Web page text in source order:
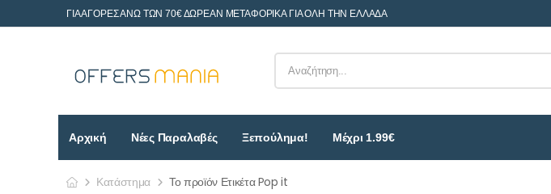
ΓΙΑ ΑΓΟΡΕΣ ΑΝΩ ΤΩΝ 70€ ΔΩΡΕΑΝ ΜΕΤΑΦΟΡΙΚΑ ΓΙΑ ΟΛΗ ΤΗΝ ΕΛΛΑΔΑ
Αρχική Νέες Παραλαβές Ξεπούλημα! Μέχρι 1.99€
Κατάστημα
Το προϊόν Ετικέτα Pop it